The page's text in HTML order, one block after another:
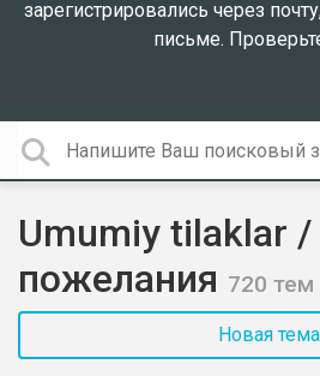
зарегистрировались через
письме.
Umumiy tilaklar
пожелания 720 тем
Новая тема